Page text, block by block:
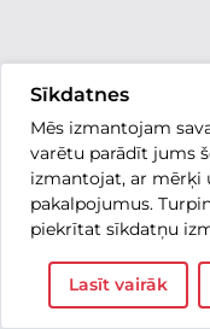
Sīkdatnes
Mēs izmantojam
varētu parādīt jums
izmantojat, ar mērķi
pakalpojumus.
piekrītat sīkdatņu
Lasīt vairāk